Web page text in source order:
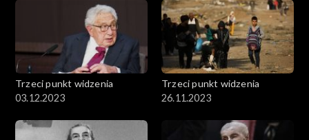
Trzeci punkt widzenia
03.12.2023
Trzeci punkt widzenia
26.11.2023